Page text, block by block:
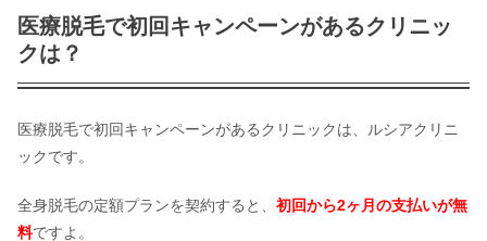
医療脱毛で初回キャンペーンがあるクリニッ
クは？
医療脱毛で初回キャンペーンがあるクリニックは、ルシアクリニ
ックです。
全身脱毛の定額プランを契約すると、 初回から2ヶ月の支払いが無
料ですよ。